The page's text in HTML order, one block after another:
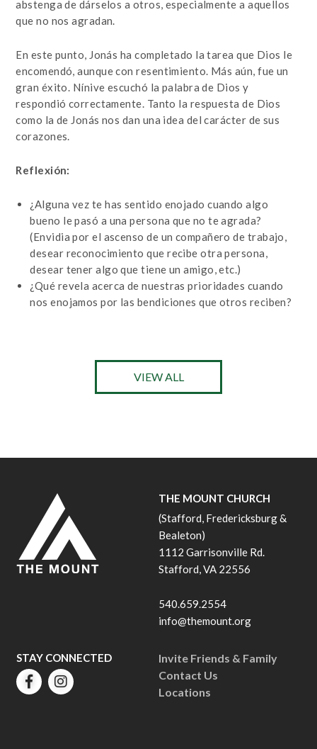
abstenga de dárselos a otros, especialmente a aquellos
que no nos agradan.
En este punto, Jonás ha completado la tarea que Dios le
encomendó, aunque con resentimiento. Más aún, fue un
gran éxito. Nínive escuchó la palabra de Dios y
respondió correctamente. Tanto la respuesta de Dios
como la de Jonás nos dan una idea del carácter de sus
corazones.
Reflexión:
¿Alguna vez te has sentido enojado cuando algo
bueno le pasó a una persona que no te agrada?
(Envidia por el ascenso de un compañero de trabajo,
desear reconocimiento que recibe otra persona,
desear tener algo que tiene un amigo, etc.)
¿Qué revela acerca de nuestras prioridades cuando
nos enojamos por las bendiciones que otros reciben?
VIEW ALL
THE MOUNT CHURCH
(Stafford, Fredericksburg &
Bealeton)
1112 Garrisonville Rd.
Stafford, VA 22556
540.659.2554
info@themount.org
Invite Friends & Family
Contact Us
Locations
STAY CONNECTED